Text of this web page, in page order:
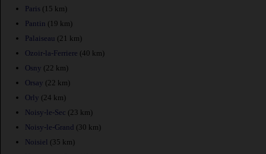
Paris (15 km)
Pantin (19 km)
Palaiseau (21 km)
Ozoir-la-Ferriere (40 km)
Osny (22 km)
Orsay (22 km)
Orly (24 km)
Noisy-le-Sec (23 km)
Noisy-le-Grand (30 km)
Noisiel (35 km)